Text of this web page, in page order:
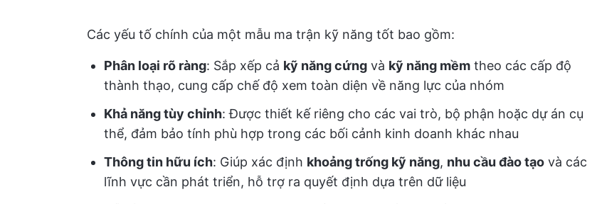
Các yếu tố chính của một mẫu ma trận kỹ năng tốt bao gồm:
Phân loại rõ ràng: Sắp xếp cả kỹ năng cứng và kỹ năng mềm theo các cấp độ
thành thạo, cung cấp chế độ xem toàn diện về năng lực của nhóm
Khả năng tùy chỉnh: Được thiết kế riêng cho các vai trò, bộ phận hoặc dự án cụ
thể, đảm bảo tính phù hợp trong các bối cảnh kinh doanh khác nhau
Thông tin hữu ích: Giúp xác định khoảng trống kỹ năng, nhu cầu đào tạo và các
lĩnh vực cần phát triển, hỗ trợ ra quyết định dựa trên dữ liệu